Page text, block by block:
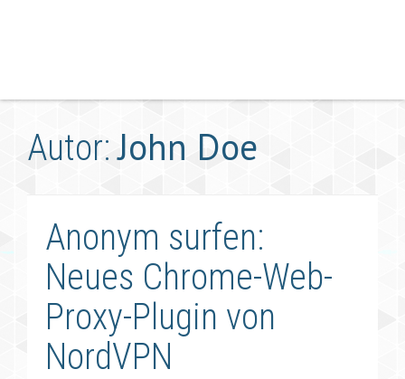
Autor:John Doe
Anonym surfen:
Neues Chrome-Web-
Proxy-Plugin von
NordVPN